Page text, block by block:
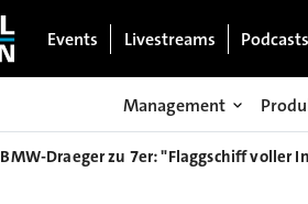
Events Livestreams Podcasts
Management
BMW-Draeger zu 7er: "Flaggschiff voller